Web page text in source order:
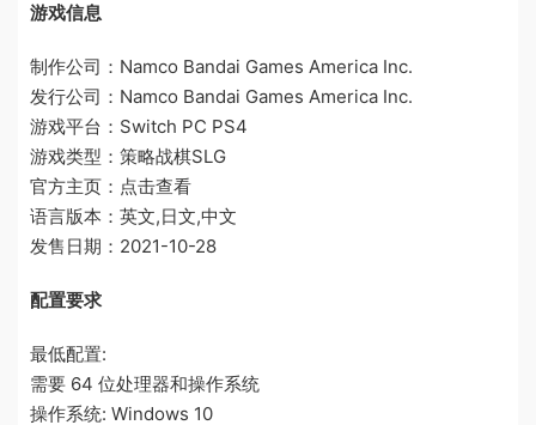
游戏信息
制作公司：Namco Bandai Games America Inc.
发行公司：Namco Bandai Games America Inc.
游戏平台：Switch PC PS4
游戏类型：策略战棋SLG
官方主页：点击查看
语言版本：英文,日文,中文
发售日期：2021-10-28
配置要求
最低配置:
需要 64 位处理器和操作系统
操作系统: Windows 10